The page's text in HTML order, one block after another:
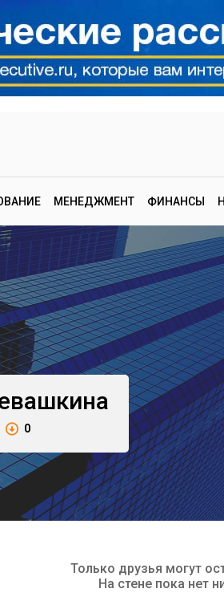
МЕНЕДЖМЕНТ ФИНАНСЫ
0
Только друзья могут
На стене пока нет